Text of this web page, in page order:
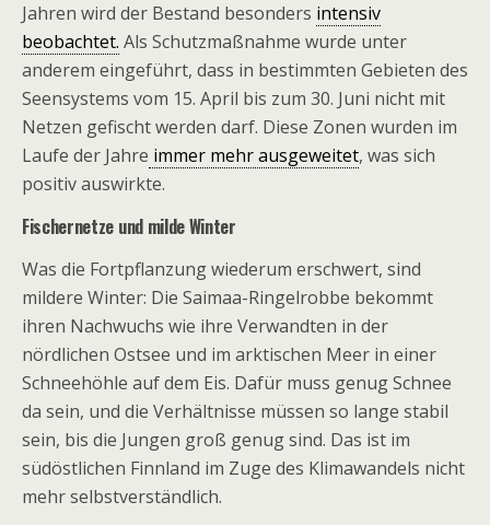
Jahren wird der Bestand besonders intensiv
beobachtet. Als Schutzmaßnahme wurde unter
anderem eingeführt, dass in bestimmten Gebieten des
Seensystems vom 15. April bis zum 30. Juni nicht mit
Netzen gefischt werden darf. Diese Zonen wurden im
Laufe der Jahre immer mehr ausgeweitet, was sich
positiv auswirkte.
Fischernetze und milde Winter
Was die Fortpflanzung wiederum erschwert, sind
mildere Winter: Die Saimaa-Ringelrobbe bekommt
ihren Nachwuchs wie ihre Verwandten in der
nördlichen Ostsee und im arktischen Meer in einer
Schneehöhle auf dem Eis. Dafür muss genug Schnee
da sein, und die Verhältnisse müssen so lange stabil
sein, bis die Jungen groß genug sind. Das ist im
südöstlichen Finnland im Zuge des Klimawandels nicht
mehr selbstverständlich.